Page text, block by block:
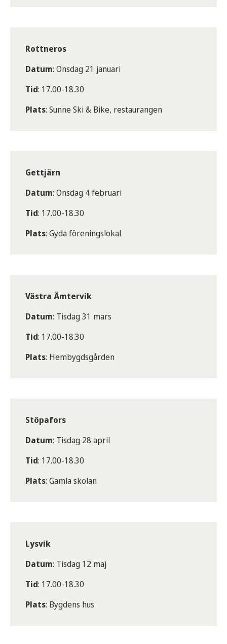
Rottneros
Datum: Onsdag 21 januari
Tid: 17.00-18.30
Plats: Sunne Ski & Bike, restaurangen
Gettjärn
Datum: Onsdag 4 februari
Tid: 17.00-18.30
Plats: Gyda föreningslokal
Västra Ämtervik
Datum: Tisdag 31 mars
Tid: 17.00-18.30
Plats: Hembygdsgården
Stöpafors
Datum: Tisdag 28 april
Tid: 17.00-18.30
Plats: Gamla skolan
Lysvik
Datum: Tisdag 12 maj
Tid: 17.00-18.30
Plats: Bygdens hus